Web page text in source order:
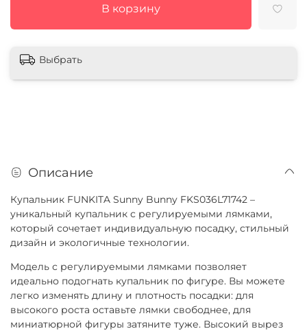
В корзину
Выбрать
Описание
Купальник FUNKITA Sunny Bunny FKS036L71742 –
уникальный купальник с регулируемыми лямками,
который сочетает индивидуальную посадку, стильный
дизайн и экологичные технологии.
Модель с регулируемыми лямками позволяет
идеально подогнать купальник по фигуре. Вы можете
легко изменять длину и плотность посадки: для
высокого роста оставьте лямки свободнее, для
миниатюрной фигуры затяните туже. Высокий вырез